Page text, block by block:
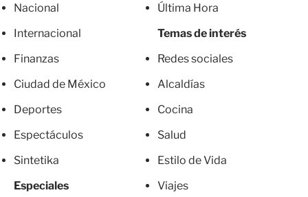
Nacional
Internacional
Finanzas
Ciudad de México
Deportes
Espectáculos
Sintetika
Especiales
Última Hora
Temas de interés
Redes sociales
Alcaldías
Cocina
Salud
Estilo de Vida
Viajes